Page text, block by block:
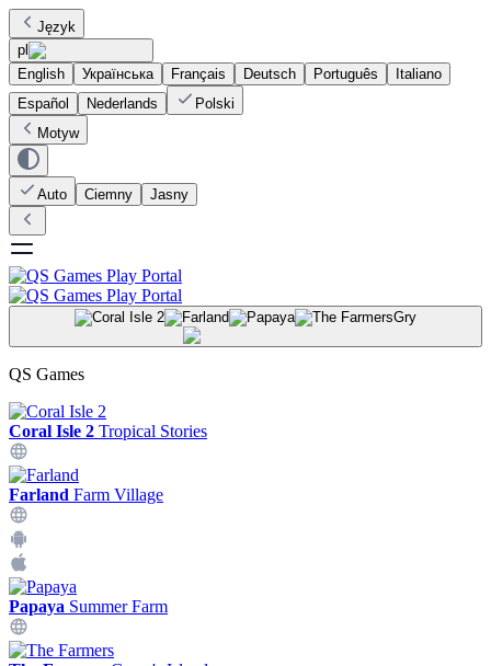
Język
pl
English
Українська Français Deutsch Português
Italiano
Español
Nederlands
Polski
Motyw
Auto Ciemny Jasny
Gry
QS Games
Coral Isle 2 Tropical Stories
Farland Farm Village
Papaya Summer Farm